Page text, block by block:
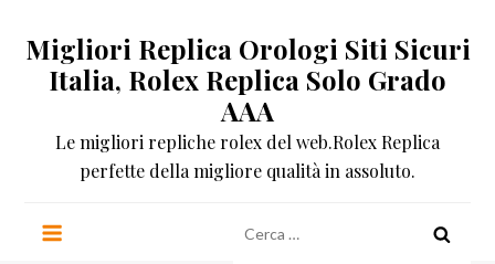
contenuto
Migliori Replica Orologi Siti Sicuri
Italia, Rolex Replica Solo Grado
AAA
Le migliori repliche rolex del web.Rolex Replica
perfette della migliore qualità in assoluto.
per: